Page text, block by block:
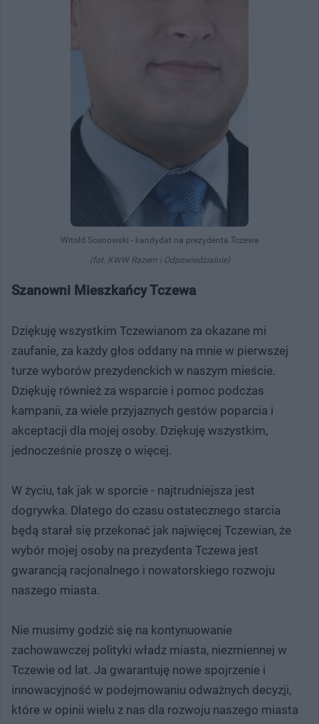
Witold Sosnowski - kandydat na prezydenta Tczewa
(fot. KWW Razem i Odpowiedzialnie)
Szanowni Mieszkańcy Tczewa
Dziękuję wszystkim Tczewianom za okazane mi
zaufanie, za każdy głos oddany na mnie w pierwszej
turze wyborów prezydenckich w naszym mieście.
Dziękuję również za wsparcie i pomoc podczas
kampanii, za wiele przyjaznych gestów poparcia i
akceptacji dla mojej osoby. Dziękuję wszystkim,
jednocześnie proszę o więcej.
W życiu, tak jak w sporcie - najtrudniejsza jest
dogrywka. Dlatego do czasu ostatecznego starcia
będą starał się przekonać jak najwięcej Tczewian, że
wybór mojej osoby na prezydenta Tczewa jest
gwarancją racjonalnego i nowatorskiego rozwoju
naszego miasta.
Nie musimy godzić się na kontynuowanie
zachowawczej polityki władz miasta, niezmiennej w
Tczewie od lat. Ja gwarantuję nowe spojrzenie i
innowacyjność w podejmowaniu odważnych decyzji,
które w opinii wielu z nas dla rozwoju naszego miasta